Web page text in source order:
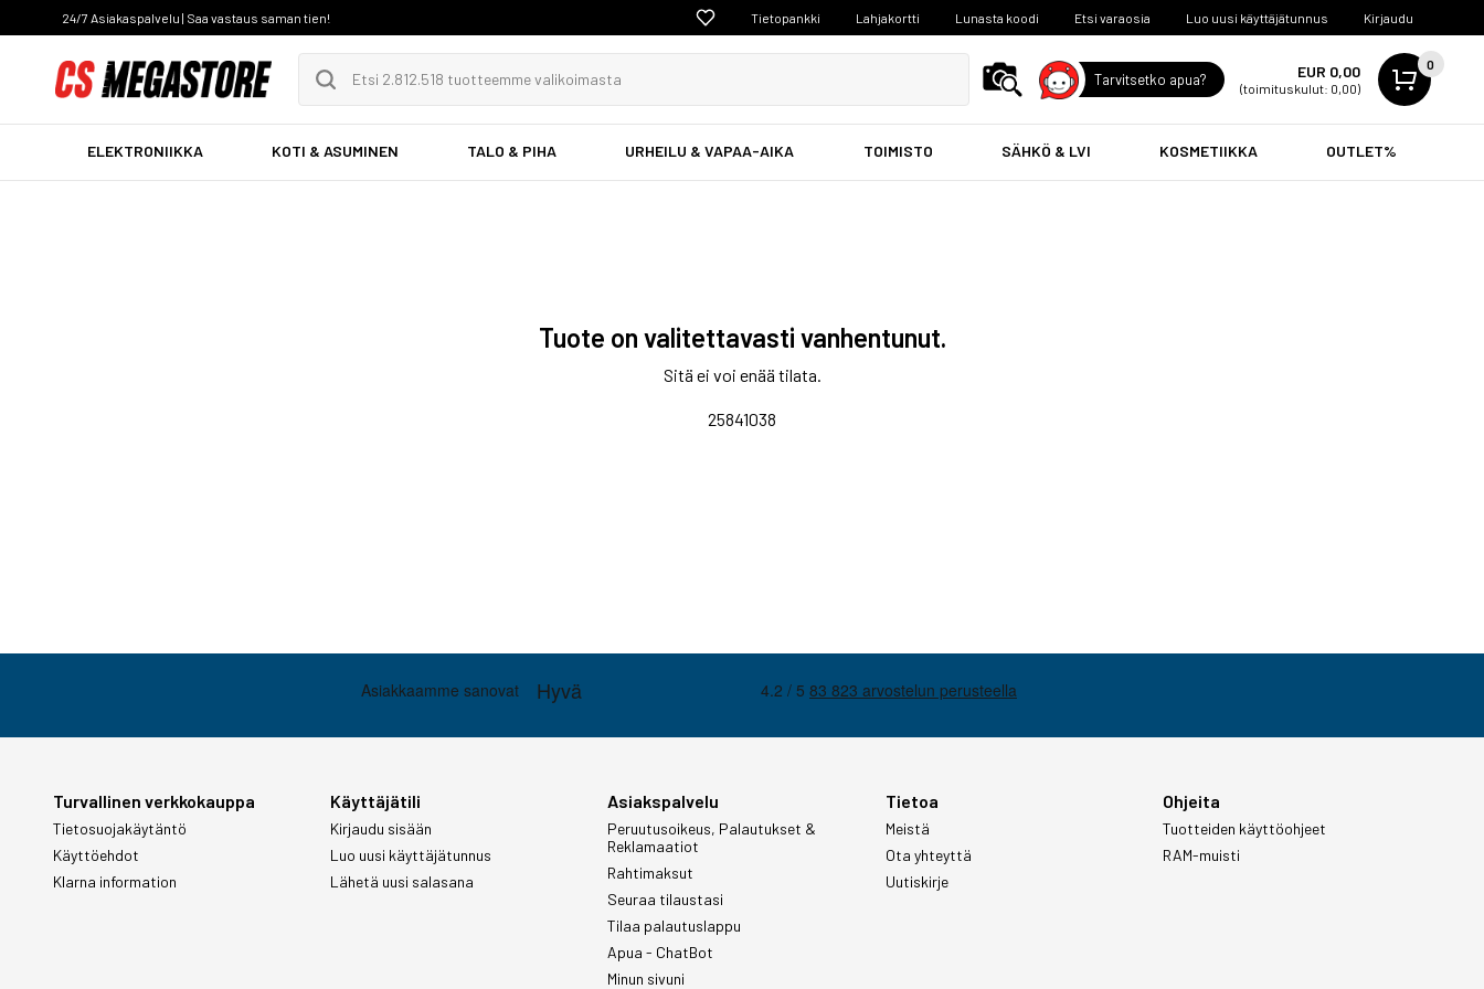
24/7 Asiakaspalvelu | Saa vastaus saman tien! Tietopankki Lahjakortti Lunasta koodi Etsi varaosia Luo uusi käyttäjätunnus Kirjaudu
Tarvitsetko apua? EUR 0,00
(toimituskulut: 0,00)
0
ELEKTRONIIKKA KOTI & ASUMINEN TALO & PIHA URHEILU & VAPAA-AIKA TOIMISTO SÄHKÖ & LVI KOSMETIIKKA OUTLET%
Tuote on valitettavasti vanhentunut.
Sitä ei voi enää tilata.
25841038
Turvallinen verkkokauppa
Tietosuojakäytäntö
Käyttöehdot
Klarna information
Käyttäjätili
Kirjaudu sisään
Luo uusi käyttäjätunnus
Lähetä uusi salasana
Asiakspalvelu
Peruutusoikeus, Palautukset &
Reklamaatiot
Rahtimaksut
Seuraa tilaustasi
Tilaa palautuslappu
Apua - ChatBot
Minun sivuni
Tietoa
Meistä
Ota yhteyttä
Uutiskirje
Ohjeita
Tuotteiden käyttöohjeet
RAM-muisti